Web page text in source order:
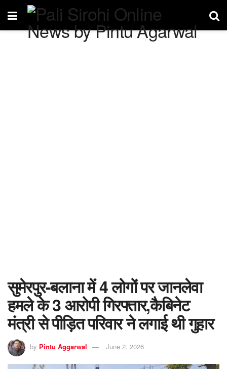
सुमेरपुर-बलाना में 4 लोगों पर जानलेवा
हमले के 3 आरोपी गिरफ्तार,कैबिनेट
मंत्री से पीड़ित परिवार ने लगाई थी गुहार
by Pintu Aggarwal June 2, 2026